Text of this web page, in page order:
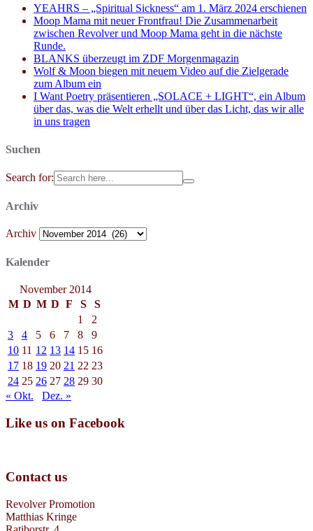
YEAHRS – „Spiritual Sickness“ am 1. März 2024 erschienen
Moop Mama mit neuer Frontfrau! Die Zusammenarbeit
zwischen Revolver und Moop Mama geht in die nächste
Runde.
BLANKS überzeugt im ZDF Morgenmagazin
Wolf & Moon biegen mit neuem Video auf die Zielgerade
zum Album ein
I Want Poetry präsentieren „SOLACE + LIGHT“, ein Album
über das, was die Welt erhellt und über das Licht, das wir alle
in uns tragen
Suchen
Search for:
Archiv
Archiv
Kalender
November 2014
M D M D F S
S
1
2
3
4 5 6 7 8
9
10 11 12 13 14 15 16
17 18 19 20 21 22 23
24 25 26 27 28 29 30
« Okt.
Dez. »
Like us on Facebook
Contact us
Revolver Promotion
Matthias Kringe